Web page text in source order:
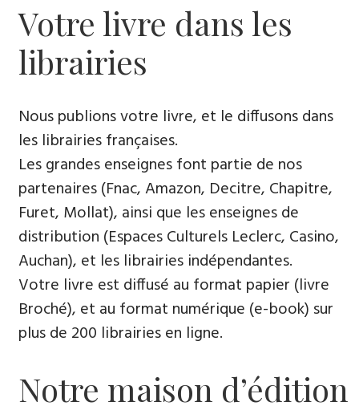
Votre livre dans les
librairies
Nous publions votre livre, et le diffusons dans
les librairies françaises​.
Les grandes enseignes font partie de nos
partenaires (Fnac, Amazon, Decitre, Chapitre,
Furet, Mollat), ainsi que les enseignes de
distribution (Espaces Culturels Leclerc, Casino,
Auchan), et les librairies indépendantes.
Votre livre est diffusé au format papier (livre
Broché), et au format numérique (e-book) sur
plus de 200 librairies en ligne.
Notre maison d’édition